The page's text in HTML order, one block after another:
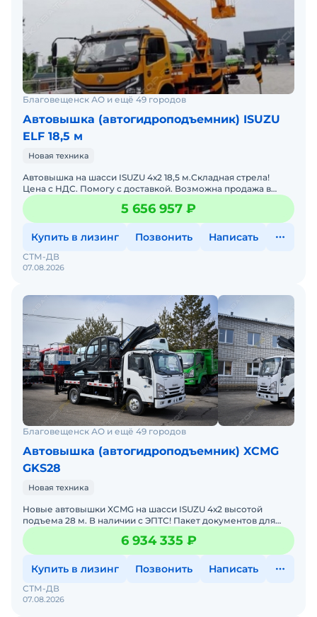
Благовещенск АО и ещё 49 городов
Автовышка (автогидроподъемник) ISUZU
ELF 18,5 м
Новая техника
Автовышка на шасси ISUZU 4х2 18,5 м.Складная стрела!
Цена с НДС. Помогу с доставкой. Возможна продажа в
лизинг. Гарантия 12 месяцев. Заводская гарантия. Склад з
5 656 957 ₽
Купить в лизинг Позвонить Написать
07.08.2026
СТМ-ДВ
Благовещенск АО и ещё 49 городов
Автовышка (автогидроподъемник) XCMG
GKS28
Новая техника
Новые автовышки XCMG на шасси ISUZU 4х2 высотой
подъема 28 м. В наличии с ЭПТС! Пакет документов для
Ростехнадзора в подарок! Утилизaциoнный cбор входит в
стоим
6 934 335 ₽
Купить в лизинг Позвонить Написать
07.08.2026
СТМ-ДВ